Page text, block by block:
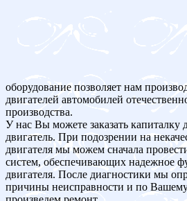
оборудование позволяет нам
двигателей автомобилей
производства.
У нас Вы можете заказать капиталку
двигатель. При подозрении на
двигателя мы можем сначала
систем, обеспечивающих надежное
двигателя. После диагностики мы
причины неисправности и по